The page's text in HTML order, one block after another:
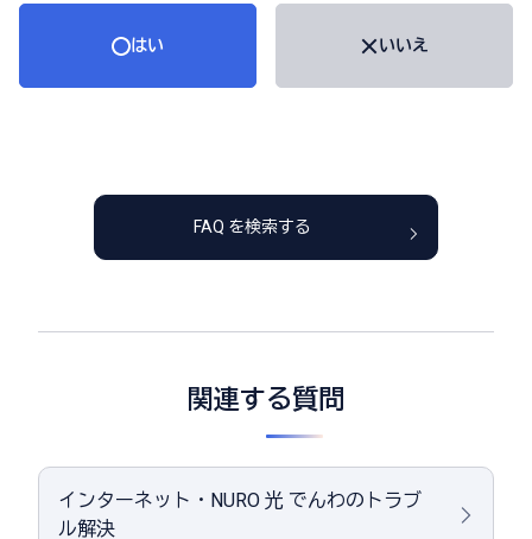
はい いいえ
FAQ を検索する
関連する質問
インターネット・NURO 光 でんわのトラブ
ル解決